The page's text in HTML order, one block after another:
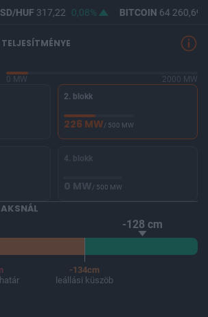
HUF317,22 0,08% BITCOIN64 260,69
0 MW
2000 MW
2. blokk
226 MW/ 500 MW
4. blokk
0 MW/ 500 MW
-128 cm
-134cm
leállási küszöb